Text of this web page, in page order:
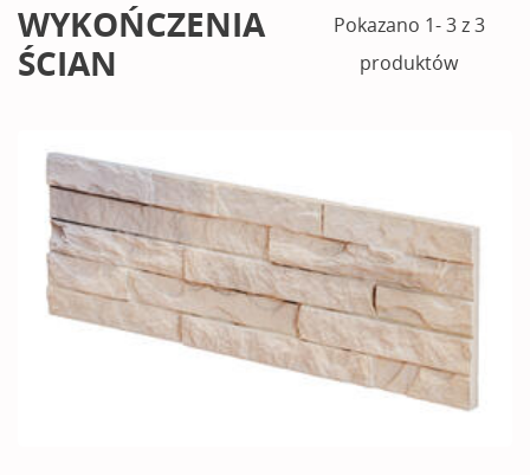
WYKOŃCZENIA
ŚCIAN
Pokazano 1- 3 z 3
produktów